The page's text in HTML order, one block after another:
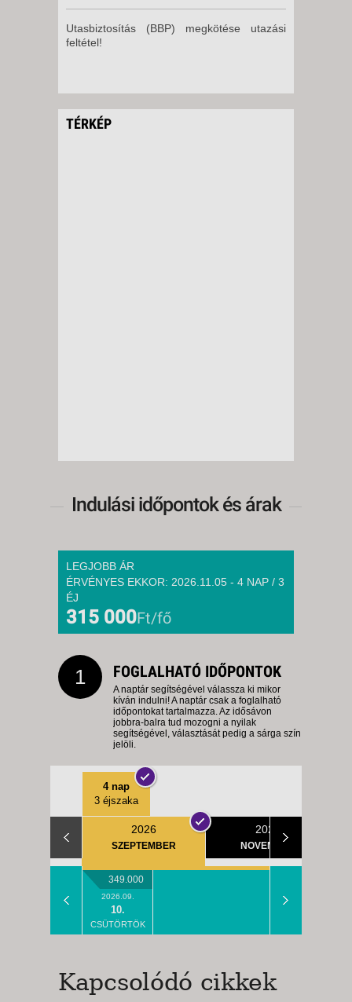
Utasbiztosítás (BBP) megkötése utazási
feltétel!
TÉRKÉP
Indulási időpontok és árak
LEGJOBB ÁR
ÉRVÉNYES EKKOR: 2026.11.05 - 4 NAP / 3
ÉJ
315 000Ft/fő
1 FOGLALHATÓ IDŐPONTOK
A naptár segítségével válassza ki mikor
kíván indulni! A naptár csak a foglalható
időpontokat tartalmazza. Az idősávon
jobbra-balra tud mozogni a nyilak
segítségével, választását pedig a sárga szín
jelöli.
4 nap
3 éjszaka
2026
SZEPTEMBER
2026
NOVEMBER
349.000
2026.09.
10.
CSÜTÖRTÖK
Kapcsolódó cikkek